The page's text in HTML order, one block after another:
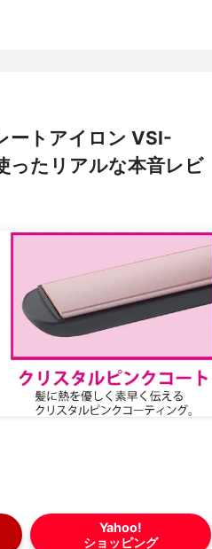
ートアイロン VSI-
ったリアルな本音レビ
Yahoo!
ショッピング